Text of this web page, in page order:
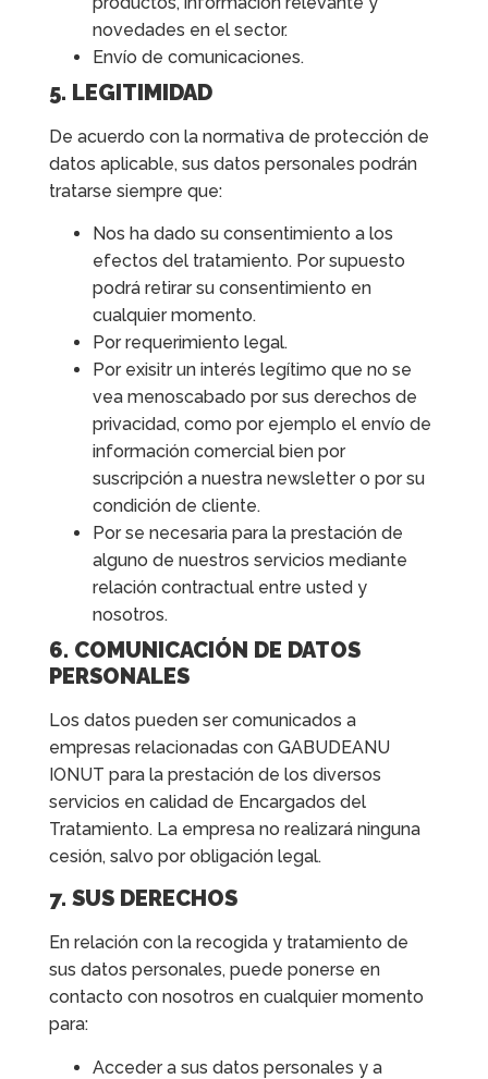
novedades en el sector.
Envío de comunicaciones.
5. LEGITIMIDAD
De acuerdo con la normativa de protección de
datos aplicable, sus datos personales podrán
tratarse siempre que:
Nos ha dado su consentimiento a los
efectos del tratamiento. Por supuesto
podrá retirar su consentimiento en
cualquier momento.
Por requerimiento legal.
Por exisitr un interés legítimo que no se
vea menoscabado por sus derechos de
privacidad, como por ejemplo el envío de
información comercial bien por
suscripción a nuestra newsletter o por su
condición de cliente.
Por se necesaria para la prestación de
alguno de nuestros servicios mediante
relación contractual entre usted y
nosotros.
6. COMUNICACIÓN DE DATOS
PERSONALES
Los datos pueden ser comunicados a
empresas relacionadas con GABUDEANU
IONUT para la prestación de los diversos
servicios en calidad de Encargados del
Tratamiento. La empresa no realizará ninguna
cesión, salvo por obligación legal.
7. SUS DERECHOS
En relación con la recogida y tratamiento de
sus datos personales, puede ponerse en
contacto con nosotros en cualquier momento
para:
Acceder a sus datos personales y a